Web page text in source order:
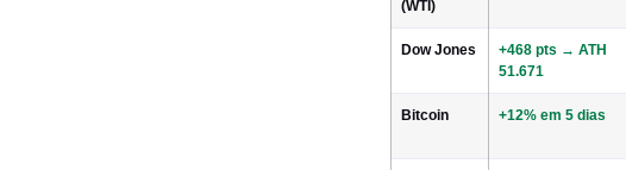
(WTI)
Dow Jones
+468 pts → ATH
51.671
Bitcoin +12% em 5 dias